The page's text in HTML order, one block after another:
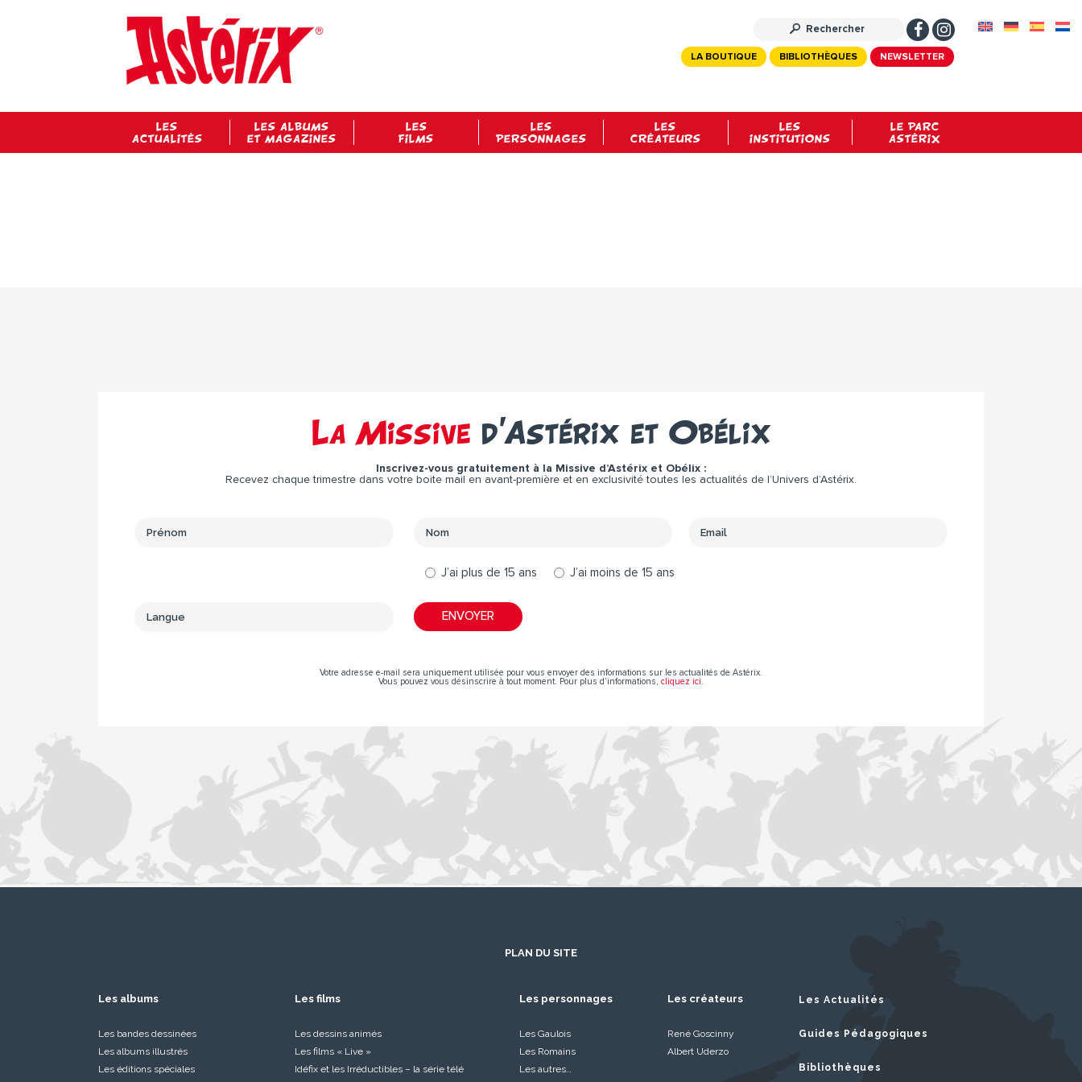
NEWSLETTER
BIBLIOTHÈQUES
LA BOUTIQUE
LES
ACTUALITÉS
LES ALBUMS
ET MAGAZINES
LES
FILMS
LES
PERSONNAGES
LES
CRÉATEURS
LES
INSTITUTIONS
LE PARC
ASTÉRIX
La Missive d’Astérix et Obélix
Inscrivez-vous gratuitement à la Missive d’Astérix et Obélix :
Recevez chaque trimestre dans votre boite mail en avant-première et en exclusivité toutes les actualités de l’Univers d’Astérix.
J’ai plus de 15 ans J’ai moins de 15 ans
Votre adresse e-mail sera uniquement utilisée pour vous envoyer des informations sur les actualités de Astérix.
Vous pouvez vous désinscrire à tout moment. Pour plus d’informations, cliquez ici
PLAN DU SITE
Les albums
Les bandes dessinées
Les albums illustrés
Les éditions spéciales
Les films
Les dessins animés
Les films « Live »
Idéfix et les Irréductibles – la série télé
Les personnages
Les Gaulois
Les Romains
Les autres…
Les créateurs
René Goscinny
Albert Uderzo
Les Actualités
Guides Pédagogiques
Bibliothèques